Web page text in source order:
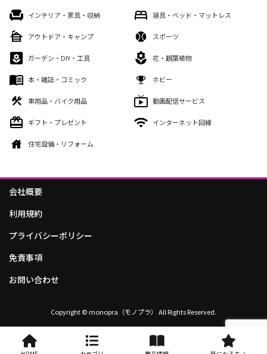
インテリア・家具・収納 寝具・ベッド・マットレス
アウトドア・キャンプ スポーツ
ガーデン・DIY・工具 花・観葉植物
本・雑誌・コミック ホビー
車用品・バイク用品 動画配信サービス
ギフト・プレゼント インターネット回線
住宅設備・リフォーム
会社概要
利用規約
プライバシーポリシー
免責事項
お問い合わせ
Copyright © monopra（モノプラ） All Rights Reserved.